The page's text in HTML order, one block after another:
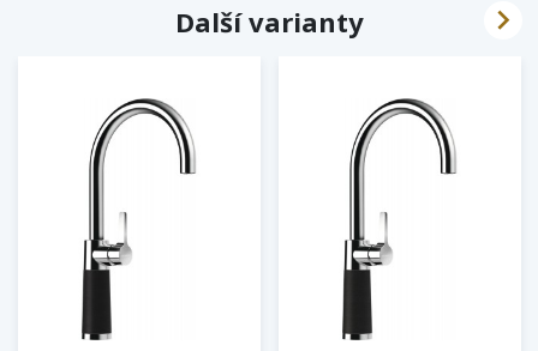
Další varianty 